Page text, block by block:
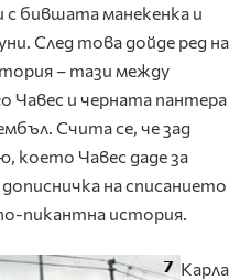
с бившата манекенка и
След това дойде ред на
– тази между
Чавес и черната пантера
Счита се, че зад
което Чавес даде за
на списанието
пикантна история.
Карла